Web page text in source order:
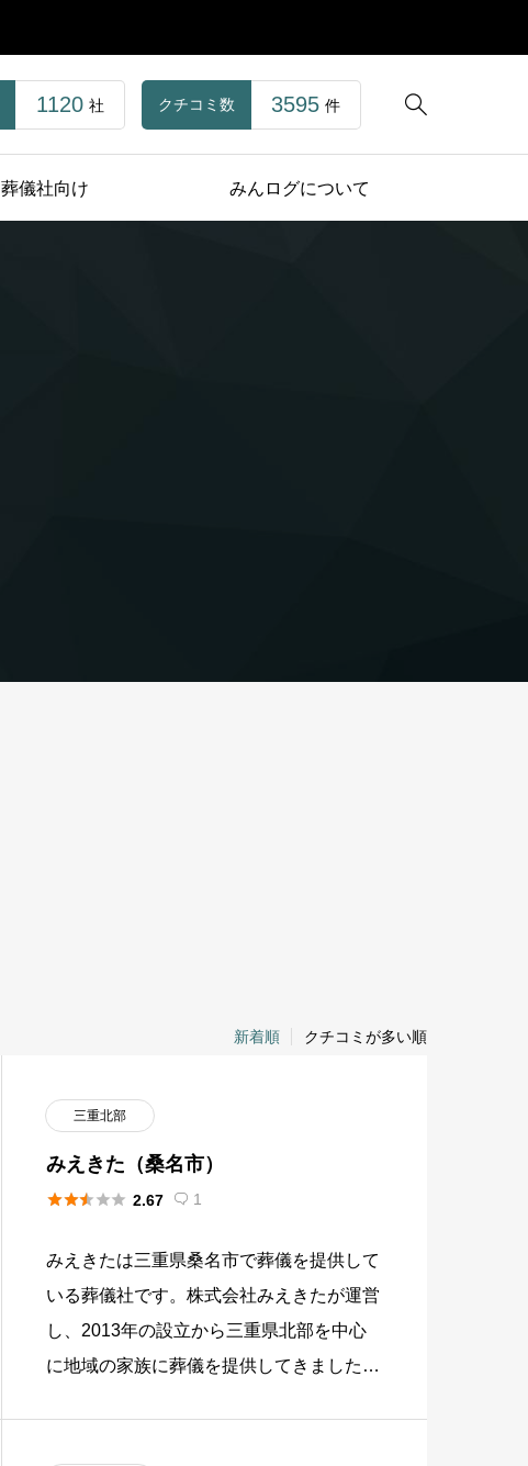

1120 社 クチコミ数 3595 件
葬儀社向け みんログについて
新着順 クチコミが多い順
三重北部
みえきた（桑名市）
 2.67  1
みえきたは三重県桑名市で葬儀を提供して
いる葬儀社です。株式会社みえきたが運営
し、2013年の設立から三重県北部を中心
に地域の家族に葬儀を提供してきました。